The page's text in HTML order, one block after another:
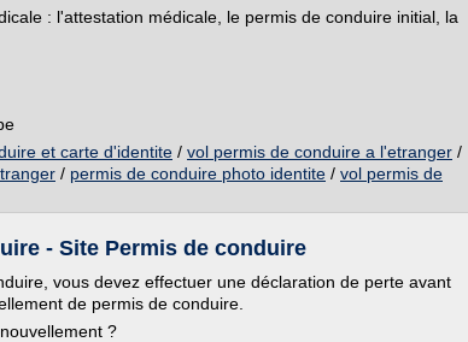
: l'attestation médicale, le permis de conduire initial, la
et carte d'identite / vol permis de conduire a l'etranger /
/ permis de conduire photo identite / vol permis de
- Site Permis de conduire
vous devez effectuer une déclaration de perte avant
de permis de conduire.
?